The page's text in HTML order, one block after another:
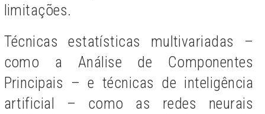
limitações.
Técnicas estatísticas multivariadas –
como a Análise de Componentes
Principais – e técnicas de inteligência
artificial – como as redes neurais